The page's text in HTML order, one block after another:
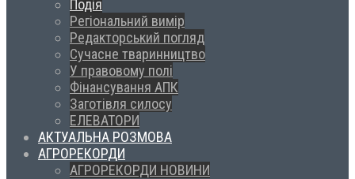
Подія
Регіональний вимір
Редакторський погляд
Сучасне тваринництво
У правовому полі
Фінансування АПК
Заготівля силосу
ЕЛЕВАТОРИ
АКТУАЛЬНА РОЗМОВА
АГРОРЕКОРДИ
АГРОРЕКОРДИ НОВИНИ